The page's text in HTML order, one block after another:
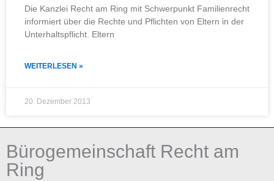
Die Kanzlei Recht am Ring mit Schwerpunkt Familienrecht
informiert über die Rechte und Pflichten von Eltern in der
Unterhaltspflicht. Eltern
WEITERLESEN »
20. Dezember 2013
Bürogemeinschaft Recht am
Ring